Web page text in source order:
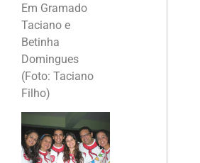
Em Gramado
Taciano e
Betinha
Domingues
(Foto: Taciano
Filho)